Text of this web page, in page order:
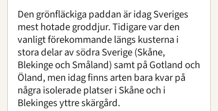
Den grönfläckiga paddan är idag Sveriges
mest hotade groddjur. Tidigare var den
vanligt förekommande längs kusterna i
stora delar av södra Sverige (Skåne,
Blekinge och Småland) samt på Gotland och
Öland, men idag finns arten bara kvar på
några isolerade platser i Skåne och i
Blekinges yttre skärgård.